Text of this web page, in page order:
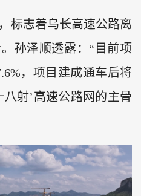
标志着乌长高速公路离
孙泽顺透露：“目前项
，项目建成通车后将
射’高速公路网的主骨